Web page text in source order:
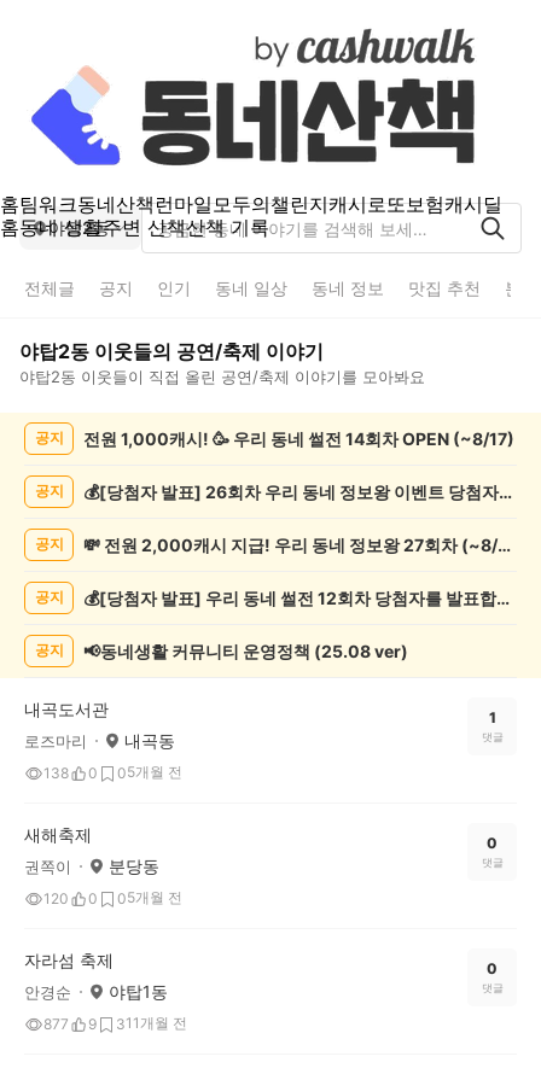
홈팀워크동네산책런마일모두의챌린지캐시로또보험캐시딜
홈동네 생활주변 산책산책 기록
야탑2동
전체글 공지 인기 동네 일상 동네 정보 맛집 추천 분
야탑2동 이웃들의 공연/축제 이야기
야탑2동 이웃들이 직접 올린 공연/축제 이야기를 모아봐요
연/
목
공지 전원 1,000캐시! 🥳 우리 동네 썰전 14회차 OPEN (~8/17)
공지 💰[당첨자 발표] 26회차 우리 동네 정보왕 이벤트 당첨자를 발표합니다!
공지 💸 전원 2,000캐시 지급! 우리 동네 정보왕 27회차 (~8/10)
공지 💰[당첨자 발표] 우리 동네 썰전 12회차 당첨자를 발표합니다!
공지 📢동네생활 커뮤니티 운영정책 (25.08 ver)
내곡도서관
로즈마리 내곡동
138 0 05개월 전
1
댓글
새해축제
권쪽이 분당동
120 0 05개월 전
0
댓글
자라섬 축제
안경순 야탑1동
877 9 311개월 전
0
댓글